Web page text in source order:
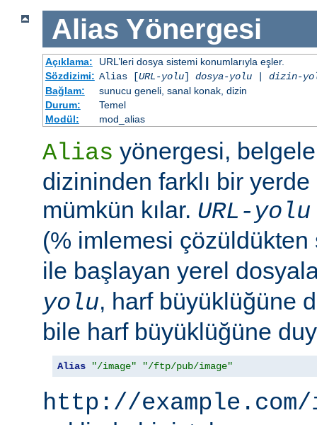
Alias Yönergesi
Açıklama:
URL’leri dosya sistemi konumlarıyla eşler.
Sözdizimi: Alias [URL-yolu] dosya-yolu| dizin-
Bağlam:
sunucu geneli, sanal konak, dizin
Durum:
Temel
Modül:
mod_alias
Alias yönergesi,
dizininden farklı bir yerde
mümkün kılar. URL-yolu
(% imlemesi
ile başlayan yerel
yolu, harf büyüklüğüne
bile harf büyüklüğüne
Alias "/image" "/ftp/pub/image"
http://